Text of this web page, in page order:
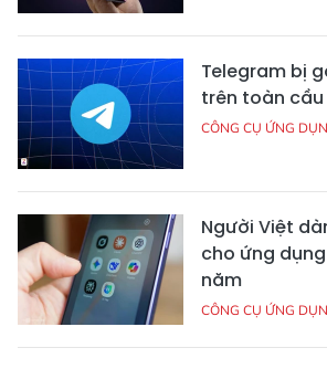
Telegram bị
trên toàn cầu
CÔNG CỤ ỨNG
Người Việt
cho ứng
năm
CÔNG CỤ ỨNG